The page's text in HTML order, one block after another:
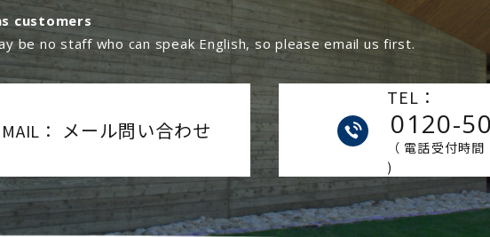
customers
be no staff who can speak English, so please email us first.
MAIL： メール問い合わせ
TEL：
0120-
（ 電話受付時
)